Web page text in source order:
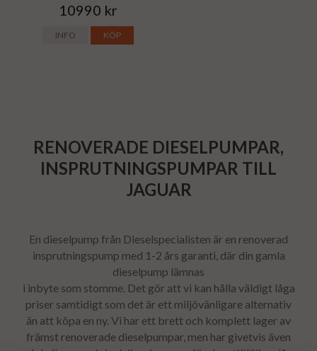
10990 kr
INFO KÖP
RENOVERADE DIESELPUMPAR,
INSPRUTNINGSPUMPAR TILL
JAGUAR
En dieselpump från Dieselspecialisten är en renoverad
insprutningspump med 1-2 års garanti, där din gamla
dieselpump lämnas
i inbyte som stomme. Det gör att vi kan hålla väldigt låga
priser samtidigt som det är ett miljövänligare alternativ
än att köpa en ny. Vi har ett brett och komplett lager av
främst renoverade dieselpumpar, men har givetvis även